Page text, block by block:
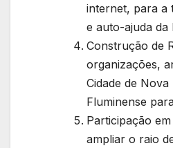
internet, para a
e auto-ajuda da
Construção de
organizações,
Cidade de
Fluminense
Participação
ampliar o raio